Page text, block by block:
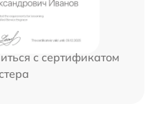
с сертификатом